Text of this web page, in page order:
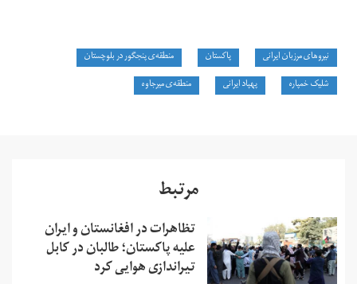
نیروهای مرزبان ایرانی پاکستان
منطقه‌ی پنجگور در بلوچستان
شلیک خمپاره‌
پهپاد ایرانی منطقه‌ی میرجاوه
مرتبط
تظاهرات در افغانستان و ایران
علیه پاکستان؛ طالبان در کابل
تیراندازی هوایی کرد